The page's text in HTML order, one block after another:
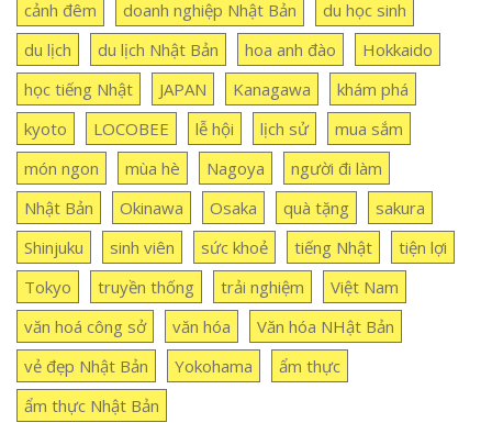
cảnh đêm doanh nghiệp Nhật Bản
du học sinh
du lịch
du lịch Nhật Bản hoa anh đào
Hokkaido
học tiếng Nhật
JAPAN Kanagawa
khám phá
kyoto
LOCOBEE lễ hội lịch sử
mua sắm
món ngon
mùa hè Nagoya
người đi làm
Nhật Bản
Okinawa Osaka quà tặng
sakura
Shinjuku
sinh viên sức khoẻ tiếng Nhật
tiện lợi
Tokyo
truyền thống trải nghiệm
Việt Nam
văn hoá công sở
văn hóa
Văn hóa NHật Bản
vẻ đẹp Nhật Bản
Yokohama
ẩm thực
ẩm thực Nhật Bản